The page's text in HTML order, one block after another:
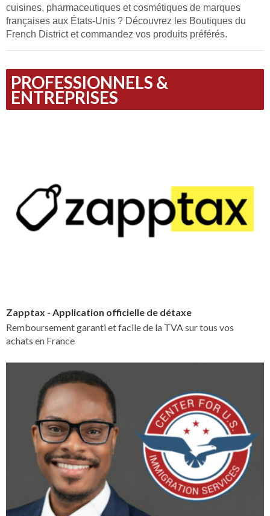
cuisines, pharmaceutiques et cosmétiques de marques
françaises aux États-Unis ? Découvrez les Boutiques du
French District et commandez vos produits préférés.
PROFESSIONNELS &
ENTREPRISES
Zapptax - Application officielle de détaxe
Remboursement garanti et facile de la TVA sur tous vos
achats en France